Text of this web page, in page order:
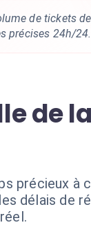
de tickets de
précises 24h/24.
de
précieux à
délais de